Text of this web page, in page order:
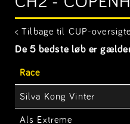
< Tilbage til CUP-
De 5 bedste løb er
Race
Silva Kong Vinter
Als Extreme